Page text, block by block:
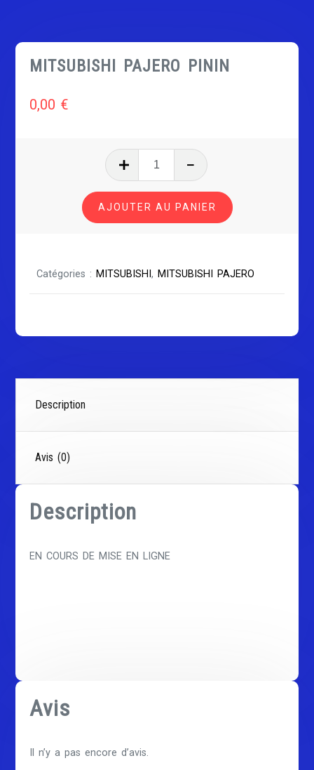
MITSUBISHI PAJERO PININ
0,00 €
quantité
MITSUBISHI
PAJERO
PININ
AJOUTER AU PANIER
Catégories : MITSUBISHI, MITSUBISHI PAJERO
Description
Avis (0)
Description
EN COURS DE MISE EN LIGNE
Avis
Il n’y a pas encore d’avis.